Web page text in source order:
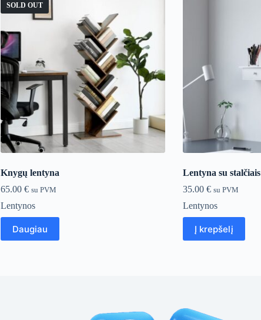
SOLD OUT
Knygų lentyna
65.00€ su PVM
Lentynos
Daugiau
Lentyna su stalčiais
35.00 € su PVM
Lentynos
Į krepšelį